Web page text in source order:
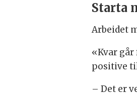
Starta
Arbeidet
«Kvar
positive
– Det er